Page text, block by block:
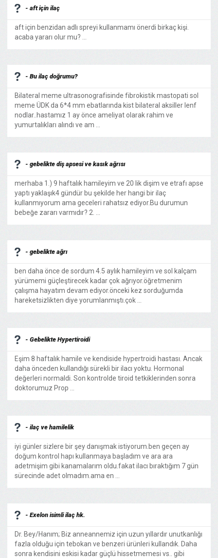
- aft için ilaç
aft için benzidan adlı spreyi kullanmamı önerdi birkaç kişi.
acaba yararı olur mu? ...
- Bu ilaç doğrumu?
Bilateral meme ultrasonografisinde fibrokistik mastopati sol
meme ÜDK da 6*4 mm ebatlarında kist bilateral aksiller lenf
nodlar..hastamız 1 ay önce ameliyat olarak rahim ve
yumurtalıkları alındı ve am ...
- gebelikte diş apsesi ve kasık ağrısı
merhaba 1.) 9 haftalık hamileyim ve 20 lik dişim ve etrafı apse
yaptı yaklaşık4 gündür bu şekilde her hangi bir ilaç
kullanmıyorum ama geceleri rahatsız ediyor.Bu durumun
bebeğe zararı varmıdır? 2. ...
- gebelikte ağrı
ben daha önce de sordum 4.5 aylık hamileyim ve sol kalçam
yürümemi güçleştirecek kadar çok ağrıyor.öğretmenim
çalışma hayatım devam ediyor.önceki kez sorduğumda
hareketsizlikten diye yorumlanmıştı.çok ...
- Gebelikte Hypertiroidi
Eşim 8 haftalık hamile ve kendiside hypertroidi hastası. Ancak
daha önceden kullandığı sürekli bir ilacı yoktu. Hormonal
değerleri normaldi. Son kontrolde tiroid tetkiklerinden sonra
doktorumuz Prop ...
- ilaç ve hamilelik
iyi günler sizlere bir şey danışmak istiyorum.ben geçen ay
doğum kontrol hapı kullanmaya başladım ve ara ara
adetmişim gibi kanamalarım oldu.fakat ilacı bıraktığım 7 gün
sürecinde adet olmadım.ama en ...
- Exelon isimli ilaç hk.
Dr. Bey/Hanım; Biz anneannemiz için uzun yıllardır unutkanlığı
fazla olduğu için tebokan ve benzeri ürünleri kullandık. Daha
sonra kendisini eskisi kadar güçlü hissetmemesi vs.. gibi